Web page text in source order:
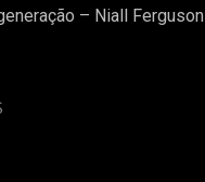
– Niall Ferguson